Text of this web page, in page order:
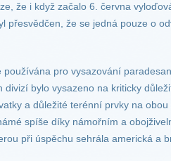
že i když začalo 6. června
přesvědčen, že se jedná pouze o
pro vysazování
divizí bylo vysazeno na kriticky
a důležité terénní prvky na
spíše díky námořním a
při úspěchu sehrála americká a